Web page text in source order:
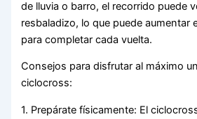
de lluvia o barro, el recorrido puede
resbaladizo, lo que puede aumentar
para completar cada vuelta.
Consejos para disfrutar al máximo
ciclocross:
1. Prepárate físicamente: El